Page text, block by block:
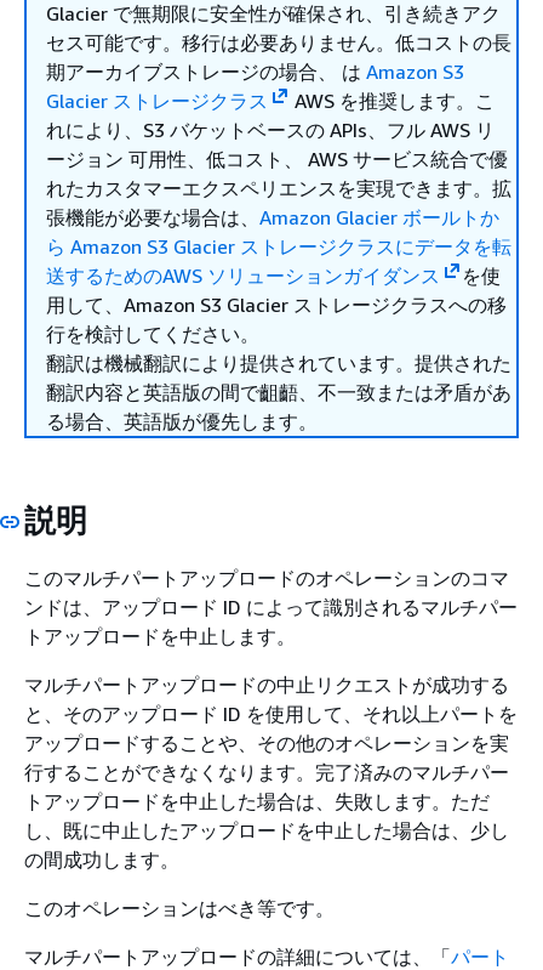
Glacier で無期限に安全性が確保され、引き続きアク
セス可能です。移行は必要ありません。低コストの長
期アーカイブストレージの場合、 は Amazon S3
Glacier ストレージクラス
AWS を推奨します。こ
れにより、S3 バケットベースの APIs、フル AWS リ
ージョン 可用性、低コスト、 AWS サービス統合で優
れたカスタマーエクスペリエンスを実現できます。拡
張機能が必要な場合は、 Amazon Glacier ボールトか
ら Amazon S3 Glacier ストレージクラスにデータを転
送するためのAWS ソリューションガイダンス
を使
用して、Amazon S3 Glacier ストレージクラスへの移
行を検討してください。
翻訳は機械翻訳により提供されています。提供された
翻訳内容と英語版の間で齟齬、不一致または矛盾があ
る場合、英語版が優先します。
説明
このマルチパートアップロードのオペレーションのコマ
ンドは、アップロード ID によって識別されるマルチパー
トアップロードを中止します。
マルチパートアップロードの中止リクエストが成功する
と、そのアップロード ID を使用して、それ以上パートを
アップロードすることや、その他のオペレーションを実
行することができなくなります。完了済みのマルチパー
トアップロードを中止した場合は、失敗します。ただ
し、既に中止したアップロードを中止した場合は、少し
の間成功します。
このオペレーションはべき等です。
マルチパートアップロードの詳細については、「パート